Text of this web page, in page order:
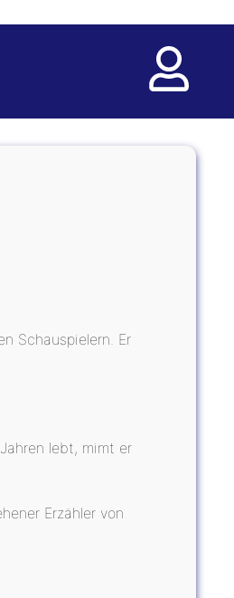
Schauspielern. Er
lebt, mimt er
Erzähler von